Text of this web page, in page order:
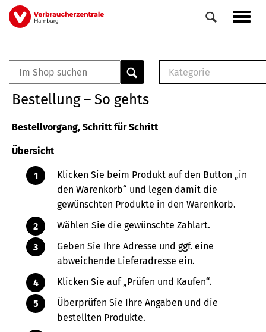
Direkt
zum
Veranstaltungen
0
Elemente
Kategorie
Buch
Bestellung – So gehts
Bestellvorgang, Schritt für Schritt
Übersicht
Klicken Sie beim Produkt auf den Button „in
den Warenkorb“ und legen damit die
gewünschten Produkte in den Warenkorb.
Wählen Sie die gewünschte Zahlart.
Geben Sie Ihre Adresse und ggf. eine
abweichende Lieferadresse ein.
Klicken Sie auf „Prüfen und Kaufen“.
Überprüfen Sie Ihre Angaben und die
bestellten Produkte.